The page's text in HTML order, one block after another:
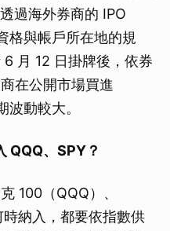
過海外券商的 IPO
格與帳戶所在地的規
月 12 日掛牌後，依券
在公開市場買進
動較大。
QQQ、SPY？
100（QQQ）、
納入，都要依指數供